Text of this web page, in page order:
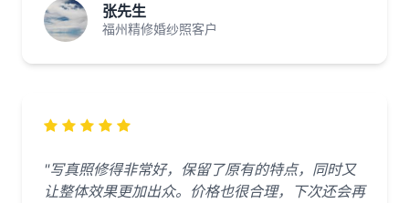
张先生
福州精修婚纱照客户
"写真照修得非常好，保留了原有的特点，同时又
让整体效果更加出众。价格也很合理，下次还会再